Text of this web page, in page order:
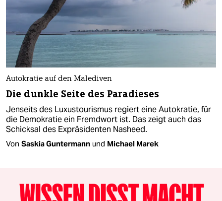
Autokratie auf den Malediven
Die dunkle Seite des Paradieses
Jenseits des Luxustourismus regiert eine Autokratie, für
die Demokratie ein Fremdwort ist. Das zeigt auch das
Schicksal des Expräsidenten Nasheed.
Von Saskia Guntermann und Michael Marek